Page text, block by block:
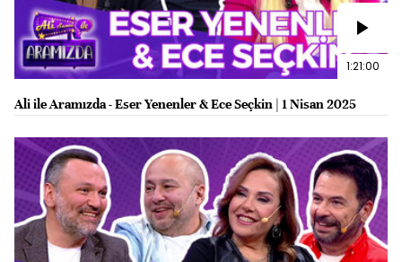
1:21:00
Ali ile Aramızda - Eser Yenenler & Ece Seçkin | 1 Nisan 2025